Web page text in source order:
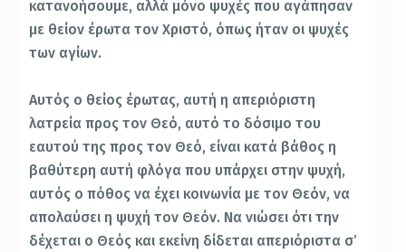
κατανοήσουμε, αλλά μόνο ψυχές που αγάπησαν
με θείον έρωτα τον Χριστό, όπως ήταν οι ψυχές
των αγίων.
Αυτός ο θείος έρωτας, αυτή η απεριόριστη
λατρεία προς τον Θεό, αυτό το δόσιμο του
εαυτού της προς τον Θεό, είναι κατά βάθος η
βαθύτερη αυτή φλόγα που υπάρχει στην ψυχή,
αυτός ο πόθος να έχει κοινωνία με τον Θεόν, να
απολαύσει η ψυχή τον Θεόν. Να νιώσει ότι την
δέχεται ο Θεός και εκείνη δίδεται απεριόριστα σ’